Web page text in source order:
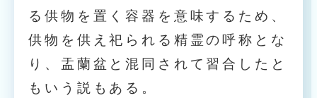
る供物を置く容器を意味するため、
供物を供え祀られる精霊の呼称とな
り、盂蘭盆と混同されて習合したと
もいう説もある。